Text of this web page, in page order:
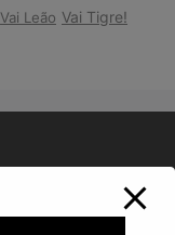
Vai Leão Vai Tigre!